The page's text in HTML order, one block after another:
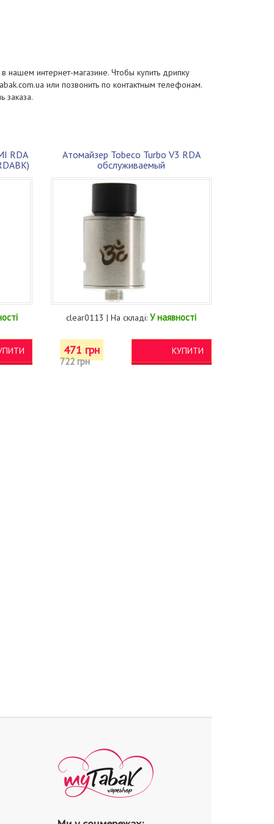
нашем интернет-магазине. Чтобы купить дрипку
или позвонить по контактным телефонам.
заказа.
RDA
Атомайзер Tobeco Turbo V3 RDA
обслуживаемый
clear0113 | На складі:У наявності
471 грн
722 грн
КУПИТИ